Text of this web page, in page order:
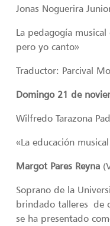
Jonas Noguerira
La pedagogía
pero yo canto»
Traductor: Parcival
Domingo 21 de
Wilfredo Tarazona
«La educación
Margot Pares Reyna
Soprano de la
brindado talleres de
se ha presentado